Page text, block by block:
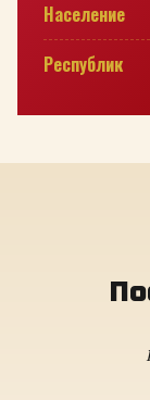
Население
Республик